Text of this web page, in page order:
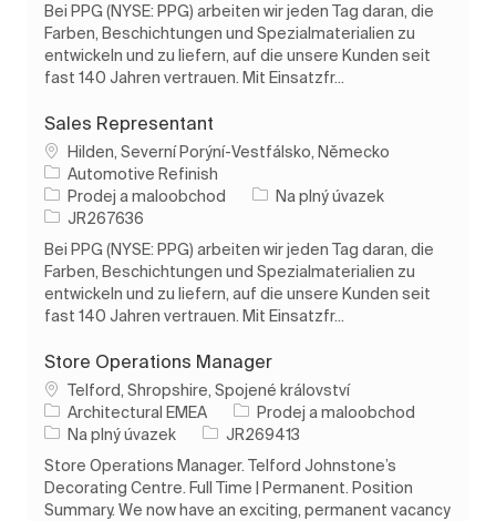
Bei PPG (NYSE: PPG) arbeiten wir jeden Tag daran, die
Farben, Beschichtungen und Spezialmaterialien zu
entwickeln und zu liefern, auf die unsere Kunden seit
fast 140 Jahren vertrauen. Mit Einsatzfr...
Sales Representant
Umístění
Hilden, Severní Porýní-Vestfálsko, Německo
Automotive Refinish
Kategorie
Prodej a maloobchod Typ úlohy
Na plný úvazek
ID úlohy
JR267636
Bei PPG (NYSE: PPG) arbeiten wir jeden Tag daran, die
Farben, Beschichtungen und Spezialmaterialien zu
entwickeln und zu liefern, auf die unsere Kunden seit
fast 140 Jahren vertrauen. Mit Einsatzfr...
Store Operations Manager
Umístění
Telford, Shropshire, Spojené království
Architectural EMEA
Kategorie
Prodej a maloobchod
Typ úlohy
Na plný úvazek ID úlohy
JR269413
Store Operations Manager. Telford Johnstone’s
Decorating Centre. Full Time | Permanent. Position
Summary. We now have an exciting, permanent vacancy